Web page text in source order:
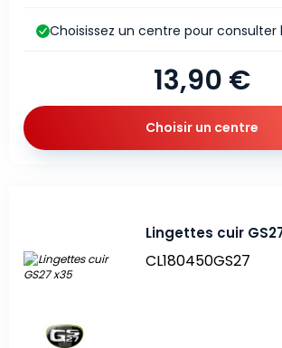
13,90 €
Choisissez un centre pour consulter
Choisir un centre
Lingettes cuir
CL180450GS27